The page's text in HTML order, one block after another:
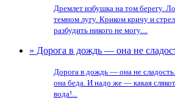
Дремлет избушка на том берегу.
темном лугу. Криком кричу и
разбудить никого не могу....
» Дорога в дождь — она не
Дорога в дождь — она не
она беда. И надо же — какая
вода!...